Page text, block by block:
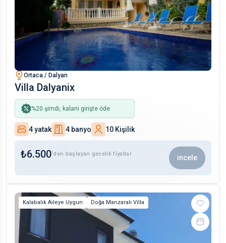
Ortaca / Dalyan
Villa Dalyanix
%20 şimdi, kalanı girişte öde
4 yatak 4 banyo 10 Kişilik
₺6.500‘den başlayan gecelik fiyatlar incele
Kalabalık Aileye Uygun Doğa Manzaralı Villa